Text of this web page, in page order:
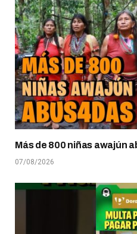
Más de 800 niñas awajún
07/08/2026